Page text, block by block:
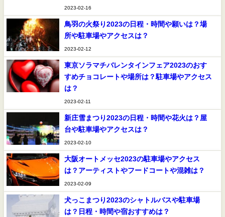
2023-02-16
鳥羽の火祭り2023の日程・時間や願いは？場
所や駐車場やアクセスは？
2023-02-12
東京ソラマチバレンタインフェア2023のおす
すめチョコレートや場所は？駐車場やアクセス
は？
2023-02-11
新庄雪まつり2023の日程・時間や花火は？屋
台や駐車場やアクセスは？
2023-02-10
大阪オートメッセ2023の駐車場やアクセス
は？アーティストやフードコートや混雑は？
2023-02-09
犬っこまつり2023のシャトルバスや駐車場
は？日程・時間や宿おすすめは？